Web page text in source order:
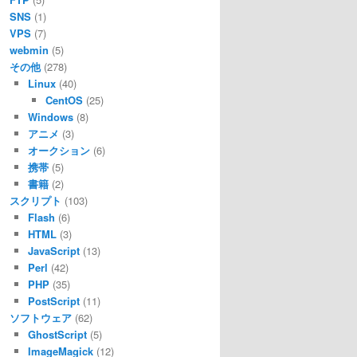
SNS (1)
VPS (7)
webmin (5)
その他(278)
Linux(40)
CentOS (25)
Windows(8)
アニメ (3)
オークション(6)
携帯(5)
書籍(2)
スクリプト (103)
Flash (6)
HTML(3)
JavaScript(13)
Perl (42)
PHP(35)
PostScript(11)
ソフトウェア (62)
GhostScript(5)
ImageMagick(12)